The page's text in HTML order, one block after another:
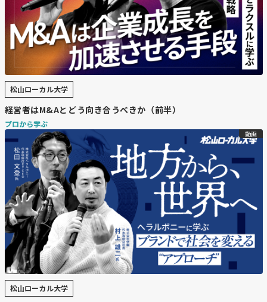
松山ローカル大学
経営者はM&Aとどう向き合うべきか（前半）
プロから学ぶ
動画
松山ローカル大学